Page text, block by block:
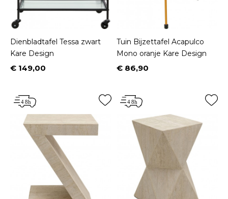
Dienbladtafel Tessa zwart
Kare Design
Prijs
€ 149,00
Tuin Bijzettafel Acapulco
Mono oranje Kare Design
Prijs
€ 86,90